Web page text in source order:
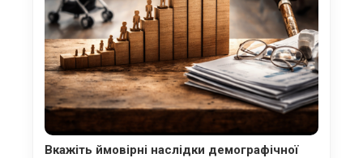
Вкажіть ймовірні наслідки демографічної